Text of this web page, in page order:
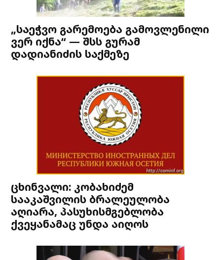
„საეჭვო გარემოება გამოვლენილი
ვერ იქნა“ — შსს გურამ
დადიანიძის საქმეზე
ცხინვალი: კობახიძემ
სააკაშვილის ბრალეულობა
აღიარა, პასუხისმგებლობა
ქვეყანამაც უნდა აიღოს